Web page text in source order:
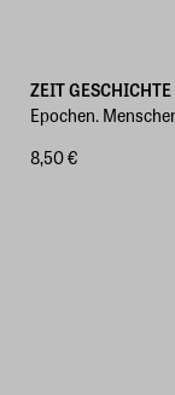
ZEIT GESCHICHTE
Epochen.
8,50 €